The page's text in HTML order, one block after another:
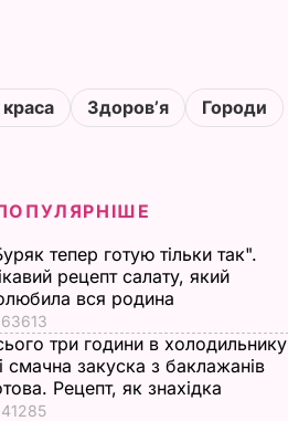
Здоровʼя Городи
тепер готую тільки так".
рецепт салату, який
вся родина
63613
три години в холодильнику
смачна закуска з баклажанів
Рецепт, як знахідка
41285